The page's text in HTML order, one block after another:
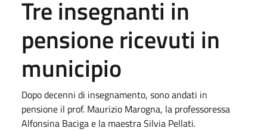
Tre insegnanti in
pensione ricevuti in
municipio
Dopo decenni di insegnamento, sono andati in
pensione il prof. Maurizio Marogna, la professoressa
Alfonsina Baciga e la maestra Silvia Pellati.